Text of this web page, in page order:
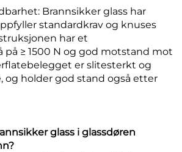
Brannsikker glass har
standardkrav og knuses
har et
≥ 1500 N og god motstand mot
er slitesterkt og
og holder god stand også etter
glass i glassdøren